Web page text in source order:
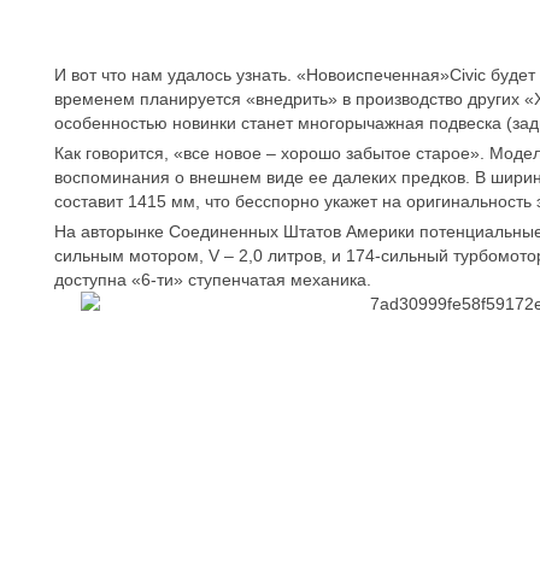
И вот что нам удалось узнать. «Новоиспеченная»Civic
временем планируется «внедрить» в производство других
особенностью новинки станет многорычажная подвеска
Как говорится, «все новое – хорошо забытое старое».
воспоминания о внешнем виде ее далеких предков. В
составит 1415 мм, что бесспорно укажет на оригинальность
На авторынке Соединенных Штатов Америки
сильным мотором, V – 2,0 литров, и 174-сильный
доступна «6-ти» ступенчатая механика.